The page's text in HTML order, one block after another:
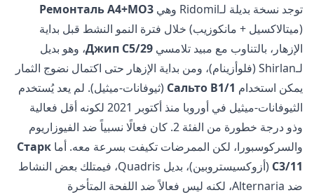
توجد نسخة بديلة لـRidomil وهي
Ремонталь А4+МО3
(ميتالاكسيل + مانكوزيب) خلال فترة النمو النشط قبل بداية
الإزهار، بالتناوب مع مبيد تلامسي Джип С5/29، وهو بديل
لـShirlan (فلوأزينام)، ومن بداية الإزهار حتى اكتمال نضوج الثمار
يمكن استخدام Сальто В1/1 (ثيوفانات-ميثيل). لم يعد يُستخدم
الثيوفانات-ميثيل في أوروبا منذ أكتوبر 2021 لكونه أقل فعالية
وذو درجة خطورة من الفئة 2. كان فعالًا نسبياً ضد الفيوزاريوم
والسركوسبورا، لكن الممرضات تكيفت بسرعة معه. أما Старк
С3/11
(أزوكسيستروبين)، بديل Quadris، فيمتلك بعض النشاط
ضد Alternaria، لكنه ليس فعالاً ضد اللفحة المتأخرة